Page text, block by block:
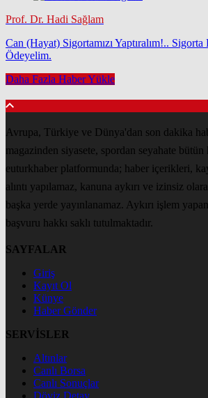
Prof. Dr. Hadi Sağlam
Can (Hayat) Sigortamızı Yaptıralım!..
Ödeyelim.
Daha Fazla Haber Yükle
Avrupa, Türkiye ve Dünya'dan son dakika
magazinden siyasete, spordan seyahate bütün
euturkhaber platformunda; haber içerikleri,
alıntı yapılamaz, kanuna aykırı ve izinsiz
başka yerde yayınlanamaz. Aykırı işlem
başvuru hakkı saklı tutulmaktadır.
SAYFALAR
Giriş
Kayıt Ol
Künye
Haber Gönder
SERVİSLER
Altınlar
Canlı Borsa
Canlı Sonuçlar
Döviz Detay